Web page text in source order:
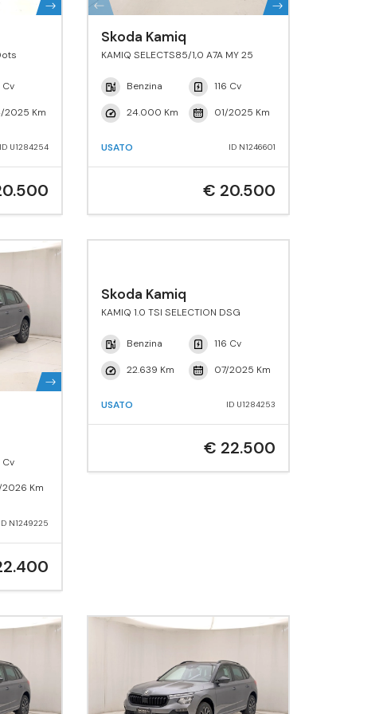
Cv
2025 Km
ID U1284254
Skoda Kamiq
KAMIQ SELECTS85/1,0 A7A MY 25
Benzina 116 Cv
24.000 Km 01/2025 Km
USATO ID N1246601
€ 20.500
2026 Km
ID N1249225
Skoda Kamiq
KAMIQ 1.0 TSI SELECTION DSG
Benzina 116 Cv
22.639 Km 07/2025 Km
USATO ID U1284253
€ 22.500